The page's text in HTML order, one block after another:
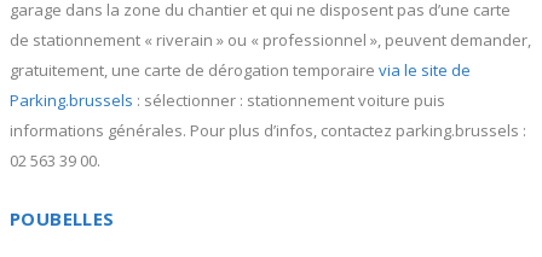
garage dans la zone du chantier et qui ne disposent pas d’une carte
de stationnement « riverain » ou « professionnel », peuvent demander,
gratuitement, une carte de dérogation temporaire via le site de
Parking.brussels : sélectionner : stationnement voiture puis
informations générales. Pour plus d’infos, contactez parking.brussels :
02 563 39 00.
POUBELLES